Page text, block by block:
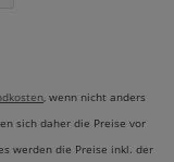
, wenn nicht anders
sich daher die Preise vor
werden die Preise inkl. der